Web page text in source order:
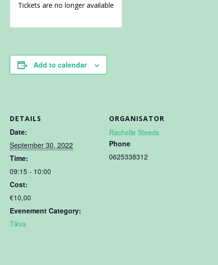
Tickets are no longer available
Add to calendar
DETAILS
Date:
September 30, 2022
Time:
09:15 - 10:00
Cost:
€10,00
Evenement Category:
Tikva
ORGANISATOR
Rachelle Steeds
Phone
0625338312